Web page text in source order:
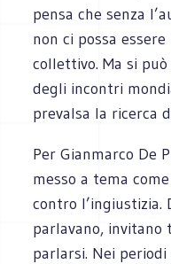
pensa che senza
non ci possa
collettivo. Ma si
degli incontri
prevalsa la ricerca
Per Gianmarco De
messo a tema
contro l’ingiustizia.
parlavano,
parlarsi. Nei